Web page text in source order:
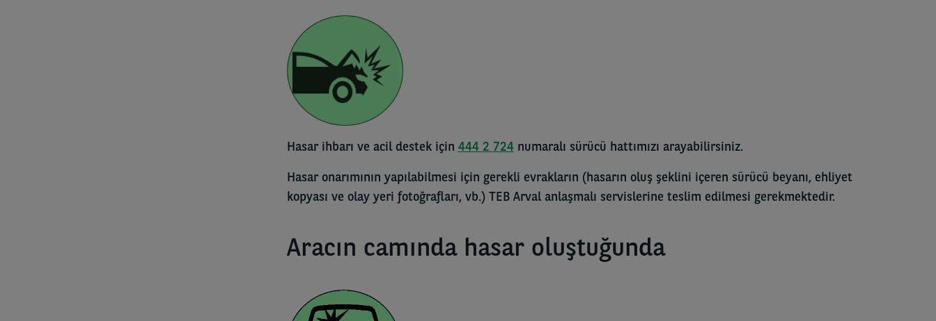
Hasar ihbarı ve acil destek için 444 2 724 numaralı sürücü hattımızı arayabilirsiniz.
Hasar onarımının yapılabilmesi için gerekli evrakların (hasarın oluş şeklini içeren sürücü beyanı, ehliyet
kopyası ve olay yeri fotoğrafları, vb.) TEB Arval anlaşmalı servislerine teslim edilmesi gerekmektedir.
Aracın camında hasar oluştuğunda